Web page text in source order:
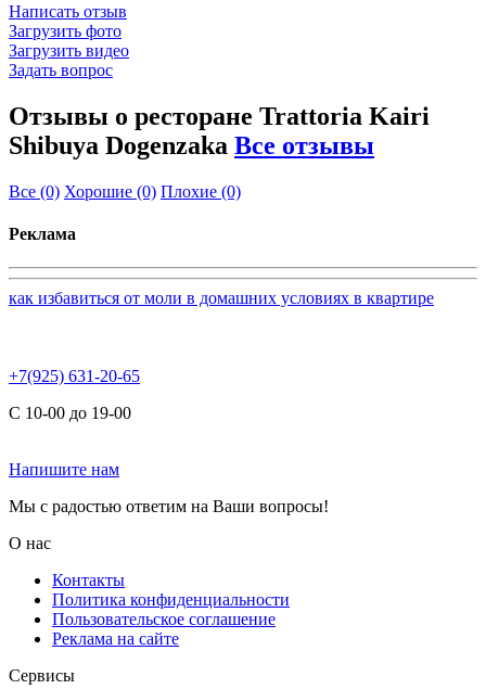
Написать отзыв
Загрузить фото
Загрузить видео
Задать вопрос
Отзывы о ресторане Trattoria Kairi
Shibuya Dogenzaka Все отзывы
Все (0) Хорошие (0) Плохие (0)
Реклама
как избавиться от моли в домашних условиях в квартире
+7(925) 631-20-65
С 10-00 до 19-00
Напишите нам
Мы с радостью ответим на Ваши вопросы!
О нас
Контакты
Политика конфиденциальности
Пользовательское соглашение
Реклама на сайте
Сервисы